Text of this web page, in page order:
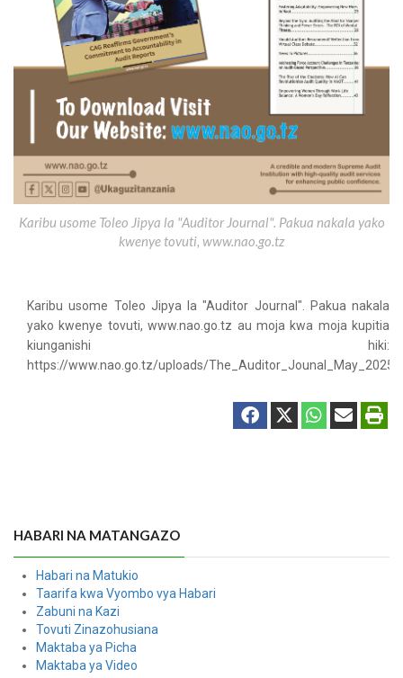
​Karibu usome Toleo Jipya la "Auditor Journal". Pakua nakala yako
kwenye tovuti, www.nao.go.tz
​Karibu usome Toleo Jipya la "Auditor Journal". Pakua nakala
yako kwenye tovuti, www.nao.go.tz au moja kwa moja kupitia
kiunganishi hiki:
https://www.nao.go.tz/uploads/
HABARI NA MATANGAZO
Habari na Matukio
Taarifa kwa Vyombo vya Habari
Zabuni na Kazi
Tovuti Zinazohusiana
Maktaba ya Picha
Maktaba ya Video